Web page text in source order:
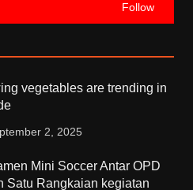
Follow
vegetables are trending in
2, 2025
Mini Soccer Antar OPD
Satu Rangkaian kegiatan